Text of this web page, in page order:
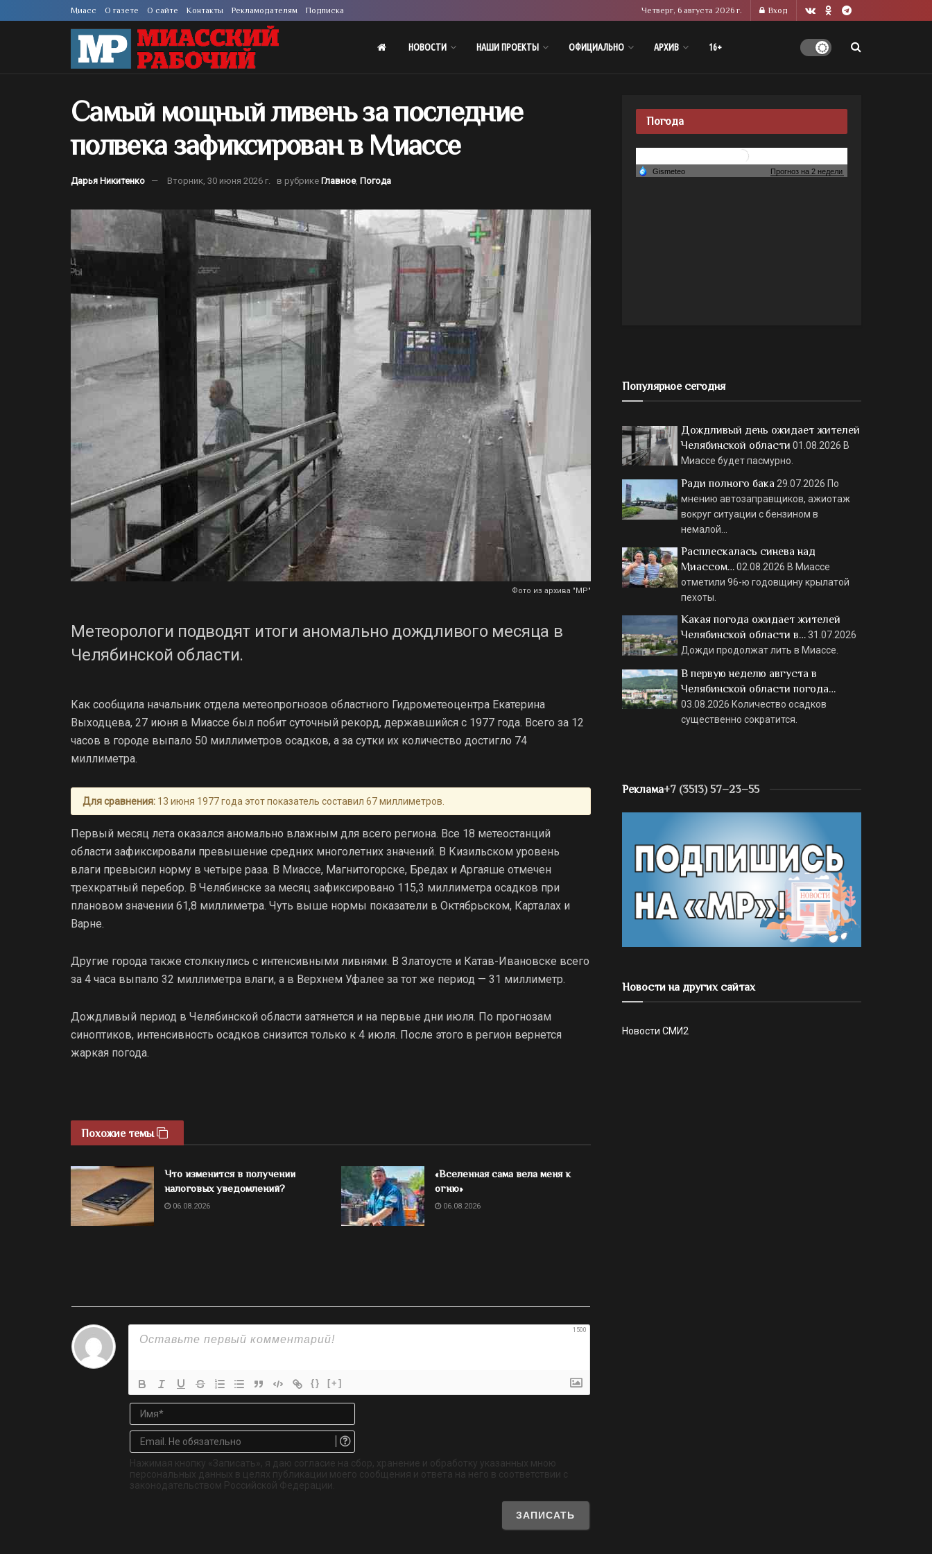
Миасс О газете О сайте Контакты Рекламодателям Подписка Четверг, 6 августа 2026 г. Вход
НОВОСТИ НАШИ ПРОЕКТЫ ОФИЦИАЛЬНО АРХИВ 16+
Самый мощный ливень за последние
полвека зафиксирован в Миассе
Дарья Никитенко Вторник, 30 июня 2026 г. в рубрике Главное, Погода
Фото из архива "МР"
Метеорологи подводят итоги аномально дождливого месяца в
Челябинской области.
Как сообщила начальник отдела метеопрогнозов областного Гидрометеоцентра Екатерина
Выходцева, 27 июня в Миассе был побит суточный рекорд, державшийся с 1977 года. Всего за 12
часов в городе выпало 50 миллиметров осадков, а за сутки их количество достигло 74
миллиметра.
Для сравнения: 13 июня 1977 года этот показатель составил 67 миллиметров.
Первый месяц лета оказался аномально влажным для всего региона. Все 18 метеостанций
области зафиксировали превышение средних многолетних значений. В Кизильском уровень
влаги превысил норму в четыре раза. В Миассе, Магнитогорске, Бредах и Аргаяше отмечен
трехкратный перебор. В Челябинске за месяц зафиксировано 115,3 миллиметра осадков при
плановом значении 61,8 миллиметра. Чуть выше нормы показатели в Октябрьском, Карталах и
Варне.
Другие города также столкнулись с интенсивными ливнями. В Златоусте и Катав-Ивановске всего
за 4 часа выпало 32 миллиметра влаги, а в Верхнем Уфалее за тот же период — 31 миллиметр.
Дождливый период в Челябинской области затянется и на первые дни июля. По прогнозам
синоптиков, интенсивность осадков снизится только к 4 июля. После этого в регион вернется
жаркая погода.
Похожие темы
Что изменится в получении
налоговых уведомлений?
06.08.2026
«Вселенная сама вела меня к
огню»
06.08.2026
1500
{} [+]
Имя*
Email.
обязательно
Нажимая кнопку «Записать», я даю согласие на сбор, хранение и обработку указанных мною
персональных данных в целях публикации моего сообщения и ответа на него в соответствии с
законодательством Российской Федерации.
Погода
Популярное сегодня
Дождливый день ожидает жителей
Челябинской области 01.08.2026 В
Миассе будет пасмурно.
Ради полного бака 29.07.2026 По
мнению автозаправщиков, ажиотаж
вокруг ситуации с бензином в
немалой…
Расплескалась синева над
Миассом…02.08.2026 В Миассе
отметили 96-ю годовщину крылатой
пехоты.
Какая погода ожидает жителей
Челябинской области в…31.07.2026
Дожди продолжат лить в Миассе.
В первую неделю августа в
Челябинской области погода…
03.08.2026 Количество осадков
существенно сократится.
Реклама+7 (3513) 57–23–55
Новости на других сайтах
Новости СМИ2